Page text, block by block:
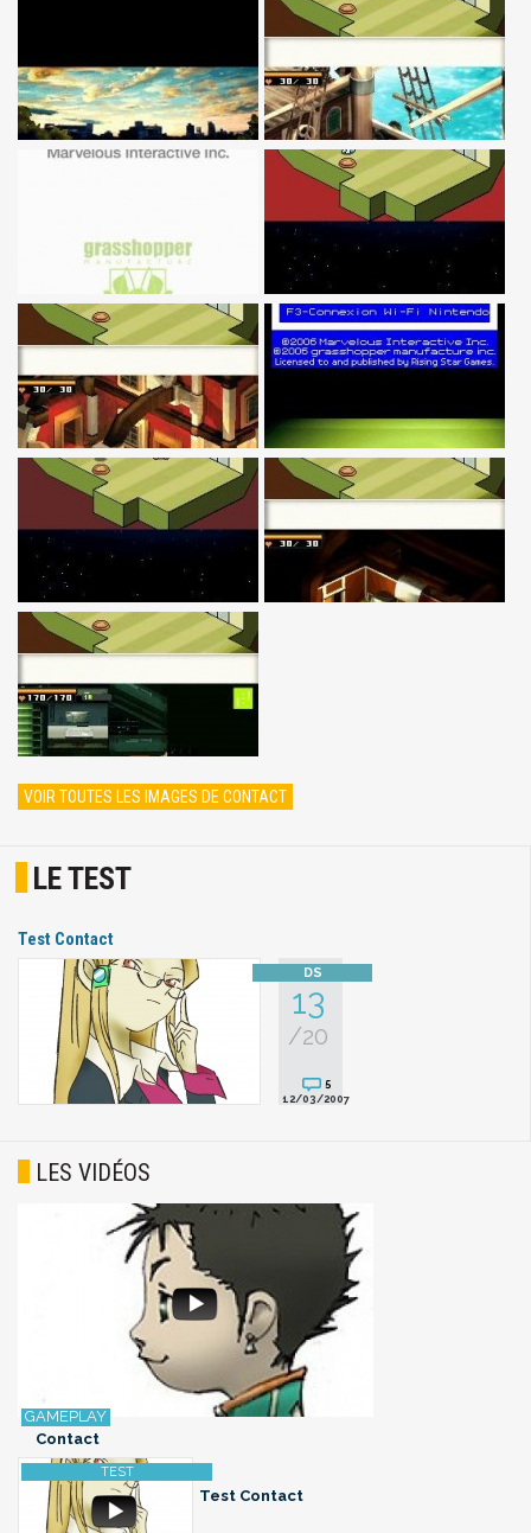
VOIR TOUTES LES IMAGES DE CONTACT
LE TEST
Test Contact
13
/20
5
12/03/2007
LES VIDÉOS
Contact
Test Contact